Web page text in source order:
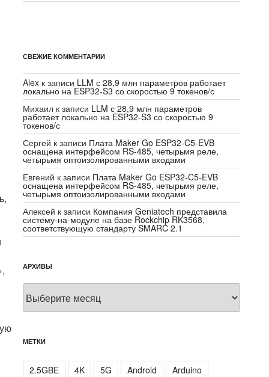
СВЕЖИЕ КОММЕНТАРИИ
Alex к записи LLM с 28,9 млн параметров работает
локально на ESP32-S3 со скоростью 9 токенов/с
Михаил к записи LLM с 28,9 млн параметров
работает локально на ESP32-S3 со скоростью 9
токенов/с
Сергей к записи Плата Maker Go ESP32-C5-EVB
оснащена интерфейсом RS-485, четырьмя реле,
четырьмя оптоизолированными входами
Евгений к записи Плата Maker Go ESP32-C5-EVB
оснащена интерфейсом RS-485, четырьмя реле,
четырьмя оптоизолированными входами
Алексей к записи Компания Geniatech представила
систему-на-модуле на базе Rockchip RK3568,
соответствующую стандарту SMARC 2.1
АРХИВЫ
Архивы
МЕТКИ
2.5GBE 4K 5G Android
Arduino